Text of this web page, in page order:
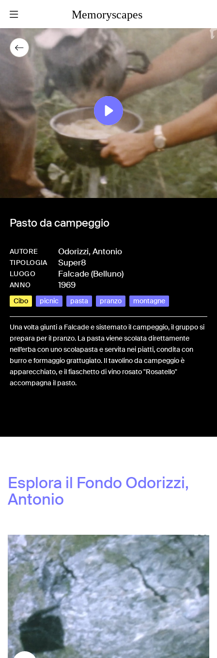
Memoryscapes
Pasto da campeggio
AUTORE Odorizzi, Antonio
TIPOLOGIA Super8
LUOGO Falcade (Belluno)
ANNO 1969
Cibo picnic pasta pranzo montagne
Una volta giunti a Falcade e sistemato il campeggio, il gruppo si
prepara per il pranzo. La pasta viene scolata direttamente
nell’erba con uno scolapasta e servita nei piatti, condita con
burro e formaggio grattugiato. Il tavolino da campeggio è
apparecchiato, e il fiaschetto di vino rosato "Rosatello"
accompagna il pasto.
Esplora il Fondo Odorizzi,
Antonio